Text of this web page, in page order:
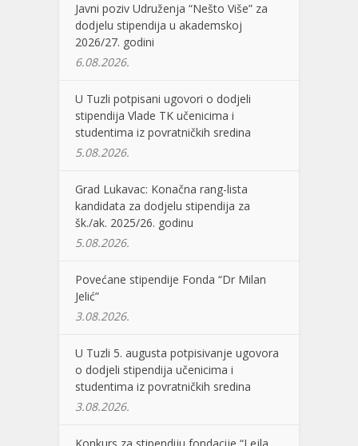
Javni poziv Udruženja “Nešto Više” za
dodjelu stipendija u akademskoj
2026/27. godini
6.08.2026.
U Tuzli potpisani ugovori o dodjeli
stipendija Vlade TK učenicima i
studentima iz povratničkih sredina
5.08.2026.
Grad Lukavac: Konačna rang-lista
kandidata za dodjelu stipendija za
šk./ak. 2025/26. godinu
5.08.2026.
Povećane stipendije Fonda “Dr Milan
Jelić”
3.08.2026.
U Tuzli 5. augusta potpisivanje ugovora
o dodjeli stipendija učenicima i
studentima iz povratničkih sredina
3.08.2026.